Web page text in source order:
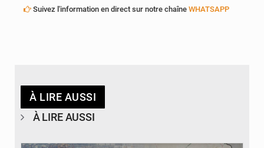
Suivez l'information en direct sur notre chaîne WHATSAPP
À LIRE AUSSI
À LIRE AUSSI